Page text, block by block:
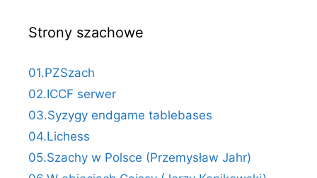
Strony szachowe
01.PZSzach
02.ICCF serwer
03.Syzygy endgame tablebases
04.Lichess
05.Szachy w Polsce (Przemysław Jahr)